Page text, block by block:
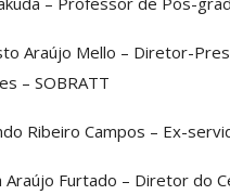
Araújo Mello – Diretor-
– SOBRATT
Ribeiro Campos – Ex-
Araújo Furtado – Diretor do